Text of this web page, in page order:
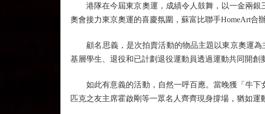
港隊在今屆東京奧運，成績令人鼓舞，以一金兩銀
奧會接力東京奧運的喜慶氛圍，蘇富比聯手HomeArt合
顧名思義，是次拍賣活動的物品主題以東京奧運為
基層學生、退役和已計劃退役運動員透過運動共同開創
如此有意義的活動，自然一呼百應。當晚獲「牛下
匹克之友主席霍啟剛等一眾名人齊齊現身撐場，猶如運